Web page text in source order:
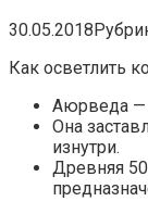
30.05.2018
Как осветлить
Аюрведа —
Она
изнутри.
Древняя